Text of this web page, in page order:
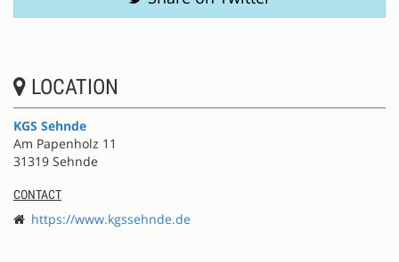
LOCATION
KGS Sehnde
Am Papenholz 11
31319 Sehnde
CONTACT
https://www.kgssehnde.de